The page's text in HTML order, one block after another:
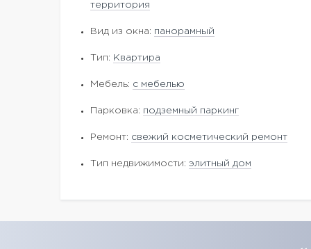
территория
Вид из окна: панорамный
Тип: Квартира
Мебель: с мебелью
Парковка: подземный паркинг
Ремонт: свежий косметический ремонт
Тип недвижимости: элитный дом